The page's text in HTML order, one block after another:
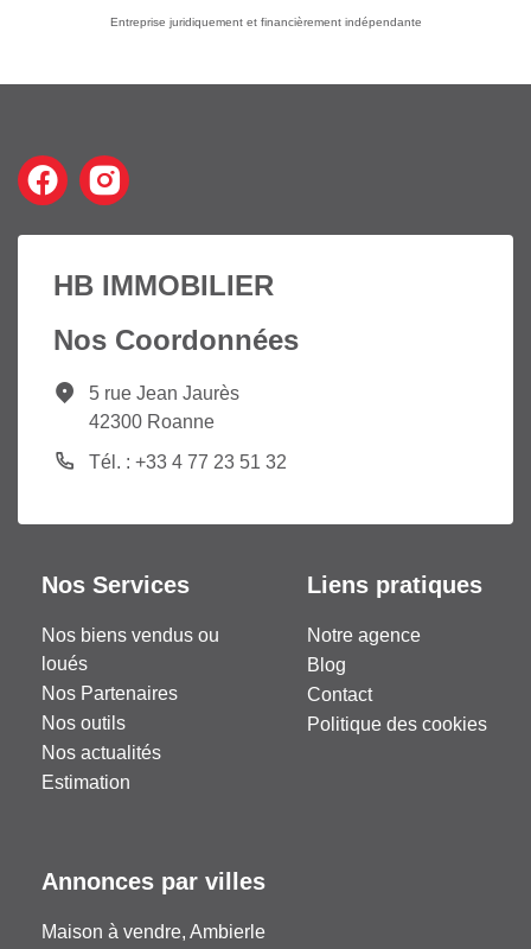
Entreprise juridiquement et financièrement indépendante
HB IMMOBILIER
Nos Coordonnées
5 rue Jean Jaurès
42300 Roanne
Tél. : +33 4 77 23 51 32
Nos Services
Nos biens vendus ou
loués
Nos Partenaires
Nos outils
Nos actualités
Estimation
Liens pratiques
Notre agence
Blog
Contact
Politique des cookies
Annonces par villes
Maison à vendre, Ambierle